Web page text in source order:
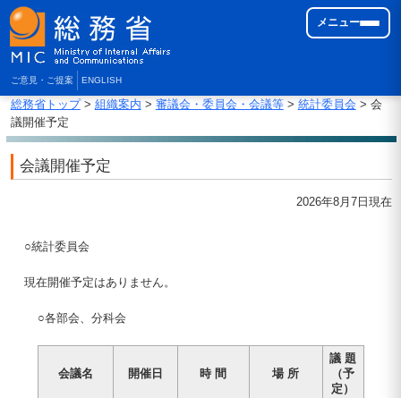
ご意見・ご提案 ENGLISH
メニュー
総務省トップ> 組織案内 > 審議会・委員会・会議等> 統計委員会 > 会
議開催予定
会議開催予定
2026年8月7日現在
○統計委員会
現在開催予定はありません。
○各部会、分科会
会議名 開催日 時 間 場 所
議 題
（予
定）